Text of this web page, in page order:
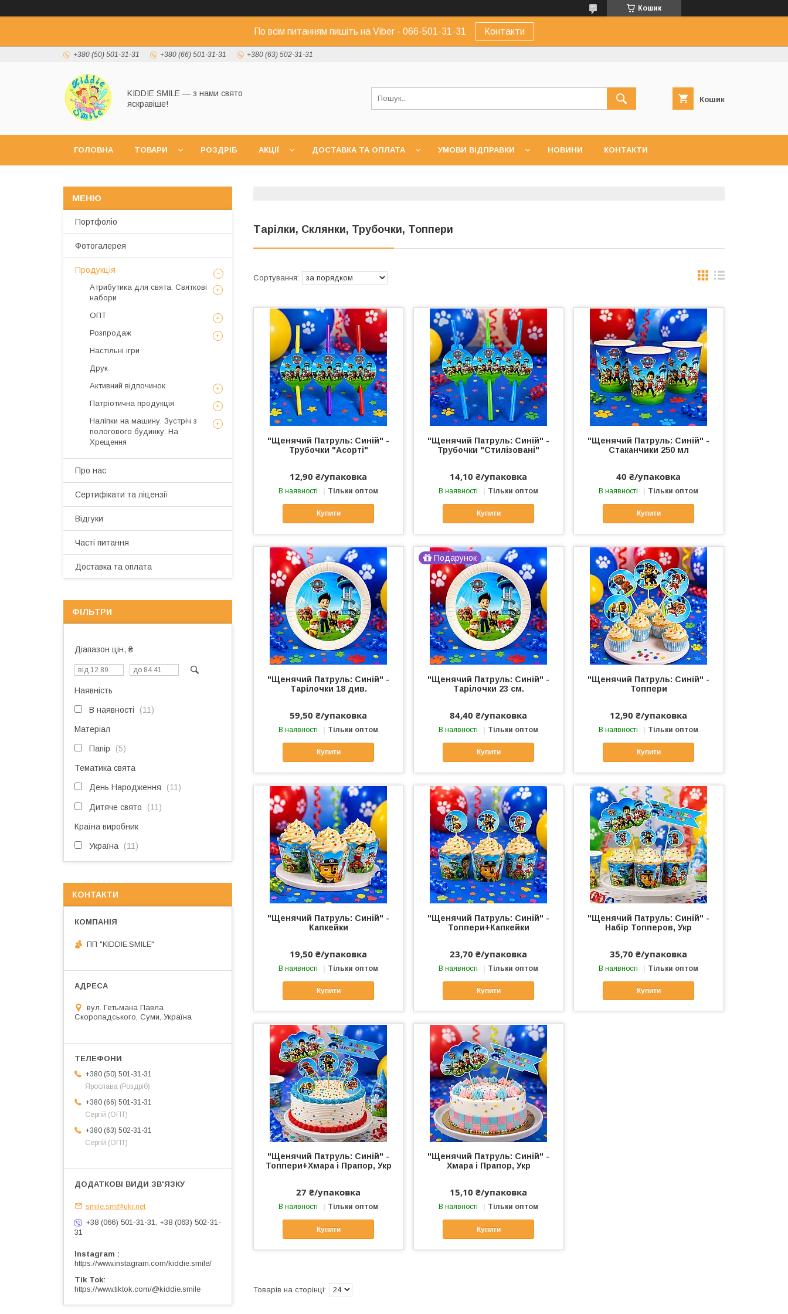
Кошик
По всім питанням пишіть на Viber - 066-501-31-31 Контакти
+380 (50) 501-31-31 +380 (66) 501-31-31 +380 (63) 502-31-31
KIDDIE SMILE — з нами свято
яскравіше!
Кошик
ГОЛОВНА ТОВАРИ РОЗДРІБ АКЦІЇ ДОСТАВКА ТА ОПЛАТА УМОВИ ВІДПРАВКИ НОВИНИ КОНТАКТИ
Тарілки, Склянки, Трубочки, Топпери
"Щенячий Патруль: Синій" -
Трубочки "Асорті"
12,90 ₴/упаковка
В наявності Тільки оптом
Купити
"Щенячий Патруль: Синій" -
Трубочки "Стилізовані"
14,10 ₴/упаковка
В наявності Тільки оптом
Купити
"Щенячий Патруль: Синій" -
Стаканчики 250 мл
40 ₴/упаковка
В наявності Тільки оптом
Купити
"Щенячий Патруль: Синій" -
Тарілочки 18 див.
59,50 ₴/упаковка
В наявності Тільки оптом
Купити
Подарунок
"Щенячий Патруль: Синій" -
Тарілочки 23 см.
84,40 ₴/упаковка
В наявності Тільки оптом
Купити
"Щенячий Патруль: Синій" -
Топпери
12,90 ₴/упаковка
В наявності Тільки оптом
Купити
"Щенячий Патруль: Синій" -
Капкейки
19,50 ₴/упаковка
В наявності Тільки оптом
Купити
"Щенячий Патруль: Синій" -
Топпери+Капкейки
23,70 ₴/упаковка
В наявності Тільки оптом
Купити
"Щенячий Патруль: Синій" -
Набір Топперов, Укр
35,70 ₴/упаковка
В наявності Тільки оптом
Купити
"Щенячий Патруль: Синій" -
Топпери+Хмара і Прапор, Укр
27 ₴/упаковка
В наявності Тільки оптом
Купити
"Щенячий Патруль: Синій" -
Хмара і Прапор, Укр
15,10 ₴/упаковка
В наявності Тільки оптом
Купити
Портфоліо
Фотогалерея
Продукція
Атрибутика для свята. Святкові
набори
ОПТ
Розпродаж
Настільні ігри
Друк
Активний відпочинок
Патріотична продукція
Наліпки на машину. Зустріч з
пологового будинку. На
Хрещення
Про нас
Сертифікати та ліцензії
Відгуки
Часті питання
Доставка та оплата
ФІЛЬТРИ
Діапазон цін, ₴
Наявність
В наявності 11
Матеріал
Папір 5
Тематика свята
День Народження 11
Дитяче свято 11
Країна виробник
Україна 11
КОНТАКТИ
ПП "KIDDIE.SMILE"
вул. Гетьмана Павла
Скоропадського, Суми, Україна
+380 (50) 501-31-31
Ярослава (Роздріб)
+380 (66) 501-31-31
Сергій (ОПТ)
+380 (63) 502-31-31
Сергій (ОПТ)
smile.sm@ukr.net
+38 (066) 501-31-31, +38 (063) 502-31-
31
Instagram
https://www.instagram.com/kiddie.smile/
Tik Tok
https://www.tiktok.com/@kiddie.smile